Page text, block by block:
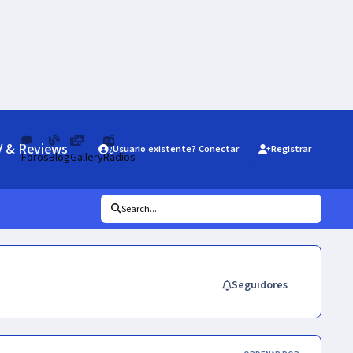
& Reviews
ForosBlogGalleryRadios
¿Usuario existente? Conectar Registrar
Search...
Seguidores